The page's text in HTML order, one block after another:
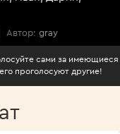
Автор: gray
сами за имеющиеся
проголосуют другие!